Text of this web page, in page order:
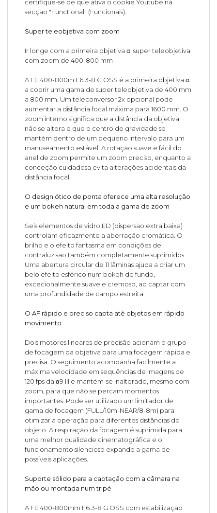
certifique-se de que ativa o cookie Youtube na
secção "Functional" (Funcionais).
Super teleobjetiva com zoom
Ir longe com a primeira objetiva α: super teleobjetiva
com zoom de 400-800 mm
A FE 400-800m F6.3-8 G OSS é a primeira objetiva α
a cobrir uma gama de super teleobjetiva de 400 mm
a 800 mm. Um teleconversor 2x opcional pode
aumentar a distância focal máxima para 1600 mm. O
zoom interno significa que a distância da objetiva
não se altera e que o centro de gravidade se
mantém dentro de um pequeno intervalo para um
manuseamento estável. A rotação suave e fácil do
anel de zoom permite um zoom preciso, enquanto a
conceção cuidadosa evita alterações acidentais da
distância focal.
O design ótico de ponta oferece uma alta resolução
e um bokeh natural em toda a gama de zoom
Seis elementos de vidro ED (dispersão extra baixa)
controlam eficazmente a aberração cromática. O
brilho e o efeito fantasma em condições de
contraluz são também completamente suprimidos.
Uma abertura circular de 11 lâminas ajuda a criar um
belo efeito esférico num bokeh de fundo,
excecionalmente suave e cremoso, ao captar com
uma profundidade de campo estreita.
O AF rápido e preciso capta até objetos em rápido
movimento
Dois motores lineares de precisão acionam o grupo
de focagem da objetiva para uma focagem rápida e
precisa. O seguimento acompanha facilmente a
máxima velocidade em sequências de imagens de
120 fps da α9 III e mantém-se inalterado, mesmo com
zoom, para que não se percam momentos
importantes. Pode ser utilizado um limitador de
gama de focagem (FULL/10m-NEAR/8-8m) para
otimizar a operação para diferentes distâncias do
objeto. A respiração da focagem é suprimida para
uma melhor qualidade cinematográfica e o
funcionamento silencioso expande a gama de
possíveis aplicações.
Suporte sólido para a captação com a câmara na
mão ou montada num tripé
A FE 400-800mm F6.3-8 G OSS com estabilização